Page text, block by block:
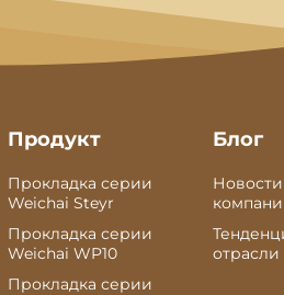
Продукт
Прокладка серии
Weichai Steyr
Прокладка серии
Weichai WP10
Прокладка серии
Блог
Новости
отрасли